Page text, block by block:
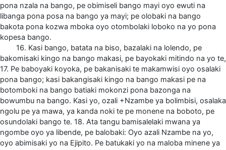
pona nzala na bango, pe obimiseli bango mayi oyo ewuti na
libanga pona posa na bango ya mayi; pe olobaki na bango
bakota pona kozwa mboka oyo otombolaki loboko na yo pona
kopesa bango.
16. Kasi bango, batata na biso, bazalaki na lolendo, pe
bakomisaki kingo na bango makasi, pe bayokaki mitindo na yo te,
17. Pe baboyaki koyoka, pe bakanisaki te makamwisi oyo osalaki
pona bango; kasi bakangisaki kingo na bango makasi pe na
botomboki na bango batiaki mokonzi pona bazonga na
bowumbu na bango. Kasi yo, ozali +Nzambe ya bolimbisi, osalaka
ngolu pe ya mawa, ya kanda noki te pe monene na boboto, pe
osundolaki bango te. 18. Ata tangu bamisalelaki mwana ya
ngombe oyo ya libende, pe balobaki: Oyo azali Nzambe na yo,
oyo abimisaki yo na Ejipito. Pe batukaki yo na maloba minene ya